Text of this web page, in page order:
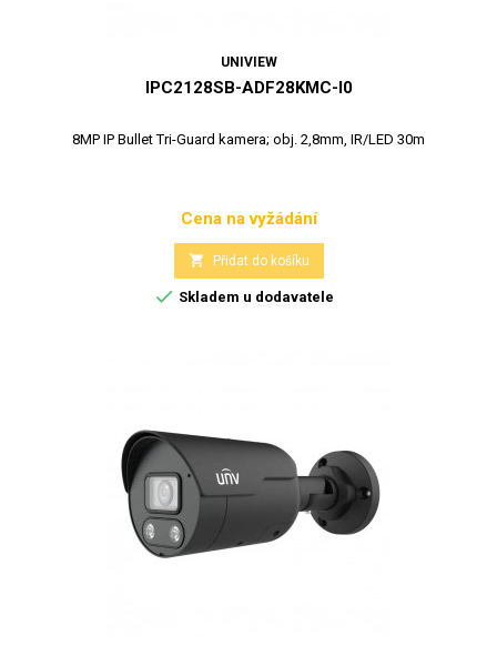
UNIVIEW
IPC2128SB-ADF28KMC-I0
8MP IP Bullet Tri-Guard kamera; obj. 2,8mm, IR/LED 30m
Cena
Cena na vyžádání
 Přidat do košíku
 Skladem u dodavatele